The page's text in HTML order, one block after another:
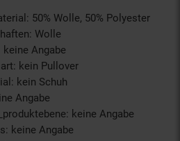
50% Wolle, 50% Polyester
Wolle
Angabe
kein Pullover
kein Schuh
Angabe
keine Angabe
keine Angabe